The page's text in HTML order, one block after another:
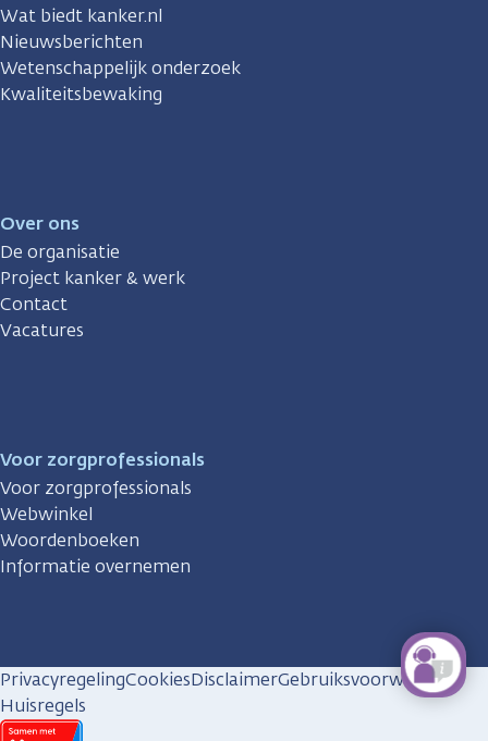
Wat biedt kanker.nl
Nieuwsberichten
Wetenschappelijk onderzoek
Kwaliteitsbewaking
Over ons
De organisatie
Project kanker & werk
Contact
Vacatures
Voor zorgprofessionals
Voor zorgprofessionals
Webwinkel
Woordenboeken
Informatie overnemen
PrivacyregelingCookiesDisclaimerGebruiksvoorwaarden
Huisregels